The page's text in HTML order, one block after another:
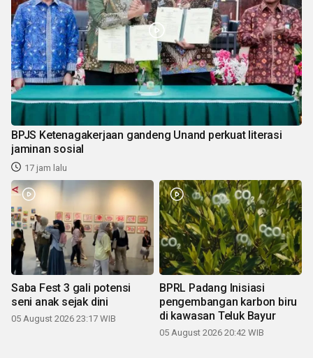
BPJS Ketenagakerjaan gandeng Unand perkuat literasi
jaminan sosial
17 jam lalu
Saba Fest 3 gali potensi
seni anak sejak dini
05 August 2026 23:17 WIB
BPRL Padang Inisiasi
pengembangan karbon biru
di kawasan Teluk Bayur
05 August 2026 20:42 WIB